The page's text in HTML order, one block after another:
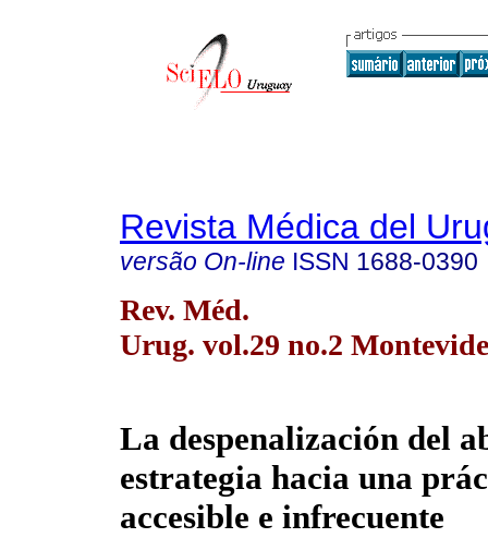
Revista Médica del
versão On-line ISSN 1688-0390
Rev. Méd.
Urug. vol.29 no.2
La despenalización del
estrategia hacia una
accesible e infrecuente